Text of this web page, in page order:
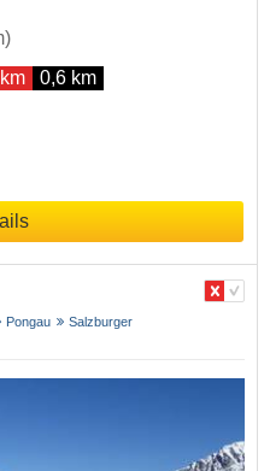
)
0,6 km
Pongau
Salzburger